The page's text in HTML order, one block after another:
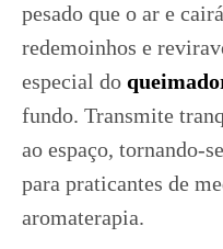
pesado que o ar e
redemoinhos e
especial do
fundo. Transmite
ao espaço, tornando-
para praticantes de
aromaterapia.